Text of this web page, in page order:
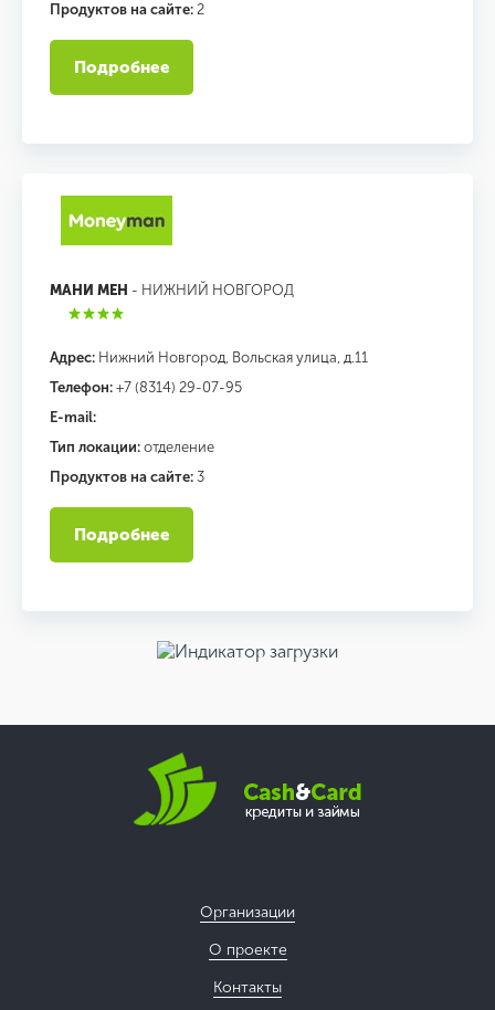
Продуктов на сайте: 2
Подробнее
МАНИ МЕН - НИЖНИЙ НОВГОРОД
Адрес: Нижний Новгород, Вольская улица, д.11
Телефон: +7 (8314) 29-07-95
E-mail:
Тип локации: отделение
Продуктов на сайте: 3
Подробнее
Организации
О проекте
Контакты